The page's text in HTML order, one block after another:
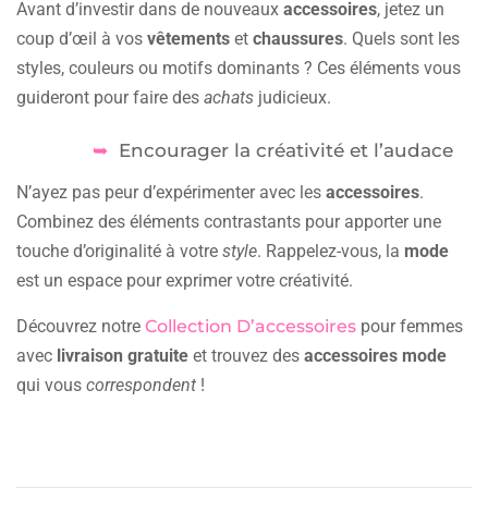
Avant d’investir dans de nouveaux accessoires, jetez un
coup d’œil à vos vêtements et chaussures. Quels sont les
styles, couleurs ou motifs dominants ? Ces éléments vous
guideront pour faire des achats judicieux.
Encourager la créativité et l’audace
N’ayez pas peur d’expérimenter avec les accessoires.
Combinez des éléments contrastants pour apporter une
touche d’originalité à votre style. Rappelez-vous, la mode
est un espace pour exprimer votre créativité.
Découvrez notre Collection D’accessoires pour femmes
avec livraison gratuite et trouvez des accessoires mode
qui vous correspondent !